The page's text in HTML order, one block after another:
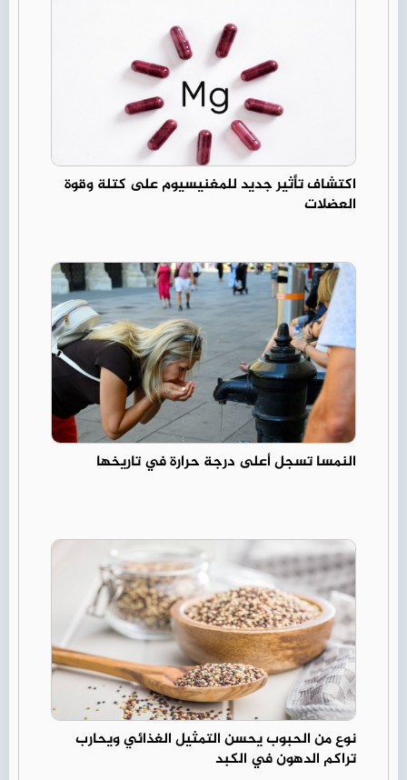
اكتشاف تأثير جديد للمغنيسيوم على كتلة وقوة
العضلات
النمسا تسجل أعلى درجة حرارة في تاريخها
نوع من الحبوب يحسن التمثيل الغذائي ويحارب
تراكم الدهون في الكبد